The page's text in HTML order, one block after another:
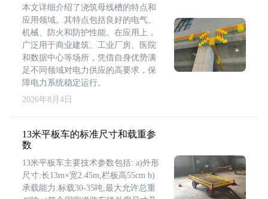
本文详细介绍了浇筑母线槽的特点和
应用领域。其特点包括良好的电气、
机械、防火和防护性能。在应用上，
广泛用于商业建筑、工业厂房、医院
和数据中心等场所，凭借自身优势满
足不同领域对电力供应的高要求，保
障电力系统稳定运行。
2026年8月4日
13米平板车的标准尺寸和载重参
数
13米平板车主要技术参数包括: a)外形
尺寸:长13m×宽2.45m,栏板高55cm b)
承载能力:标载30-35吨,最大允许总重